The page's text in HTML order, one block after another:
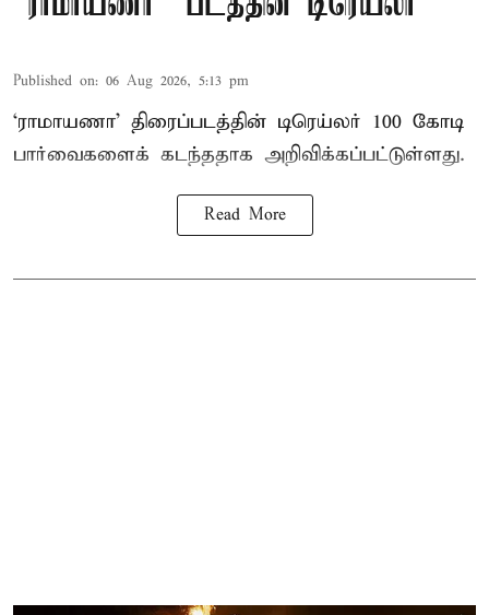
Published on: 06 Aug 2026, 5:13 pm
‘ராமாயணா’ திரைப்படத்தின் டிரெய்லர் 100 கோடி
பார்வைகளைக் கடந்ததாக அறிவிக்கப்பட்டுள்ளது.
Read More